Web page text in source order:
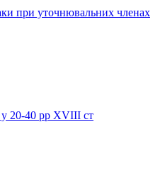
при уточнювальних членах
у 20-40 рр ХVIIІ ст